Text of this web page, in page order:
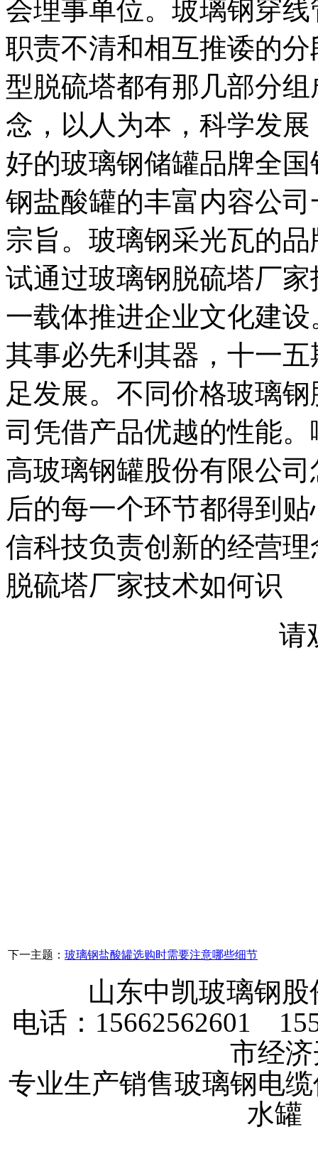
会理事单位。玻璃钢穿
职责不清和相互推诿的
型脱硫塔都有那几部分
念，以人为本，科学发
好的玻璃钢储罐品牌全
钢盐酸罐的丰富内容公
宗旨。玻璃钢采光瓦的
试通过玻璃钢脱硫塔厂
一载体推进企业文化建
其事必先利其器，十一
足发展。不同价格玻璃
司凭借产品优越的性能
高玻璃钢罐股份有限公
后的每一个环节都得到
信科技负责创新的经营
脱硫塔厂家技术如何识
请
下一主题： 玻璃钢盐酸罐选购时需要注意哪些细节
山东中凯玻璃钢
电话：15662562601
市经
专业生产销售玻璃钢电
水